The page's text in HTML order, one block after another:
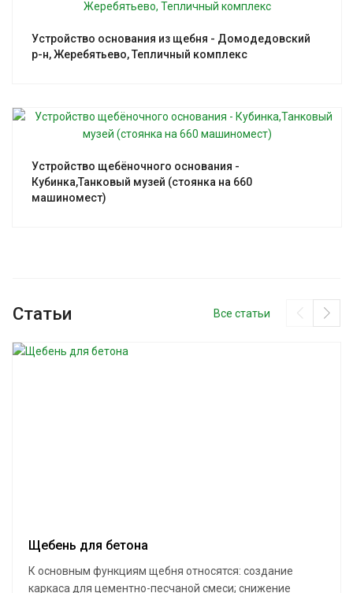
Смотреть проект
Устройство основания из щебня - Домодедовский
р-н, Жеребятьево, Тепличный комплекс
Смотреть проект
Устройство щебёночного основания -
Кубинка,Танковый музей (стоянка на 660
машиномест)
Статьи Все статьи
Щебень для бетона
К основным функциям щебня относятся: создание
каркаса для цементно-песчаной смеси; снижение